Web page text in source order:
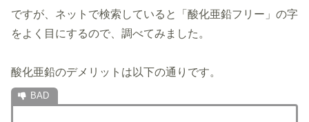
ですが、ネットで検索していると「酸化亜鉛フリー」の字
をよく目にするので、調べてみました。
酸化亜鉛のデメリットは以下の通りです。